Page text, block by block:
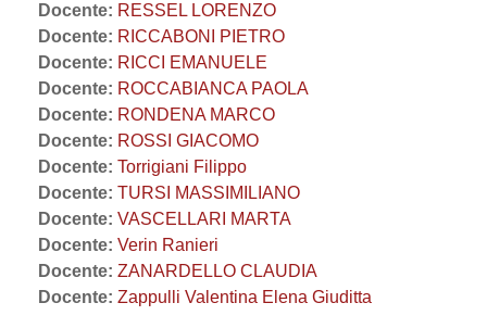
Docente: RESSEL LORENZO
Docente: RICCABONI PIETRO
Docente: RICCI EMANUELE
Docente: ROCCABIANCA PAOLA
Docente: RONDENA MARCO
Docente: ROSSI GIACOMO
Docente: Torrigiani Filippo
Docente: TURSI MASSIMILIANO
Docente: VASCELLARI MARTA
Docente: Verin Ranieri
Docente: ZANARDELLO CLAUDIA
Docente: Zappulli Valentina Elena Giuditta